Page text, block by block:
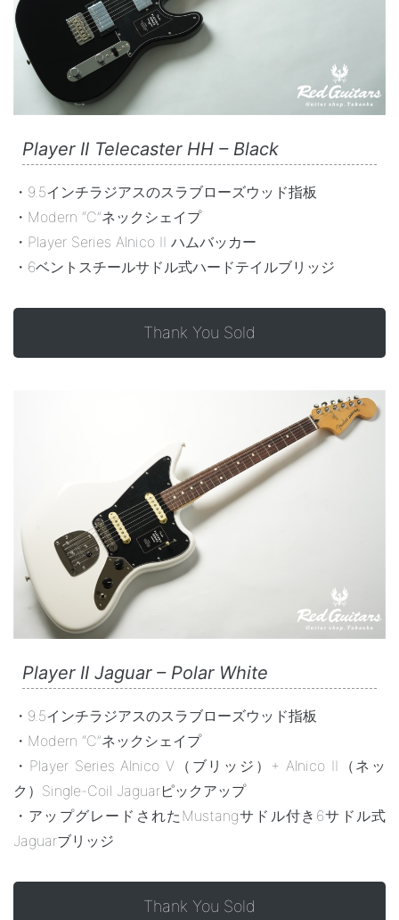
Player II Telecaster HH – Black
・9.5インチラジアスのスラブローズウッド指板
・Modern “C”ネックシェイプ
・Player Series Alnico II ハムバッカー
・6ベントスチールサドル式ハードテイルブリッジ
Thank You Sold
Player II Jaguar – Polar White
・9.5インチラジアスのスラブローズウッド指板
・Modern “C”ネックシェイプ
・Player Series Alnico V（ブリッジ）+ Alnico II（ネッ
ク）Single-Coil Jaguarピックアップ
・アップグレードされたMustangサドル付き6サドル式
Jaguarブリッジ
Thank You Sold